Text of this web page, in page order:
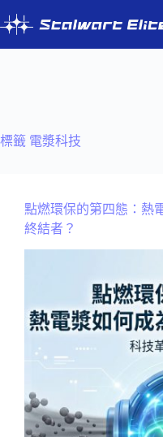
至
主
標籤 電漿科技
點燃環保的第四態：熱
終結者？